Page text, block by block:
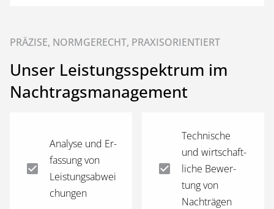
PRÄZISE, NORMGERECHT, PRAXISORIENTIERT
Unser Leistungsspektrum im
Nachtragsmanagement
Ana­ly­se und Er­
fas­sung von
Leistungsabwei
chungen
Tech­ni­sche
und wirt­schaft­
li­che Be­wer­
tung von
Nachträgen